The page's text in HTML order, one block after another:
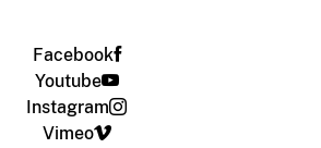
Facebook
Youtube
Instagram
Vimeo